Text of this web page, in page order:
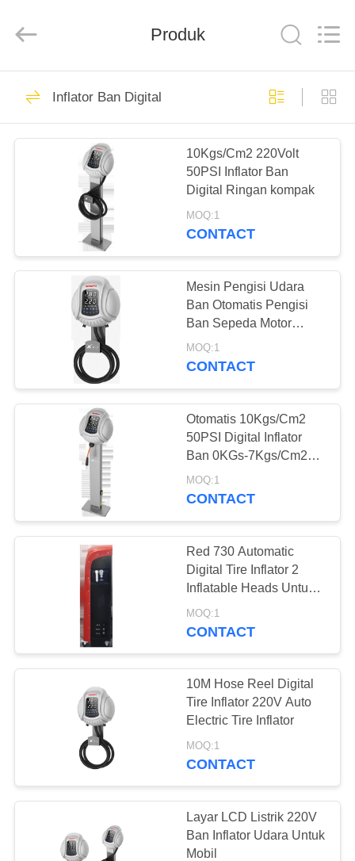
RUMAH
PRODUK
TENTANG
TUR
PABRIK
KONTROL
KUALITAS
HUBUNGI
PERMINTAAN
PENAWARAN
SITEMAP
PRIVACY
POLICY
Equipment
Mesin Pemulihan
Refrigerant AC
109
Mesin Pemulihan
Refrigerant Mobil
61
Mesin Pemulihan
AC
Mesin Pemulihan
AC Otomatis
37
Mesin Pemulihan
AC Otomotif
Produk
Inflator Ban Digital
10Kgs/Cm2 220Volt
50PSI Inflator Ban
Digital Ringan kompak
MOQ:1
CONTACT
Mesin Pengisi Udara
Ban Otomatis Pengisi
Ban Sepeda Motor
Untuk Mobil
MOQ:1
CONTACT
Otomatis 10Kgs/Cm2
50PSI Digital Inflator
Ban 0KGs-7Kgs/Cm2
0psi~ 99psi
MOQ:1
CONTACT
Red 730 Automatic
Digital Tire Inflator 2
Inflatable Heads Untuk
N2
MOQ:1
CONTACT
10M Hose Reel Digital
Tire Inflator 220V Auto
Electric Tire Inflator
MOQ:1
CONTACT
Layar LCD Listrik 220V
Ban Inflator Udara Untuk
Mobil